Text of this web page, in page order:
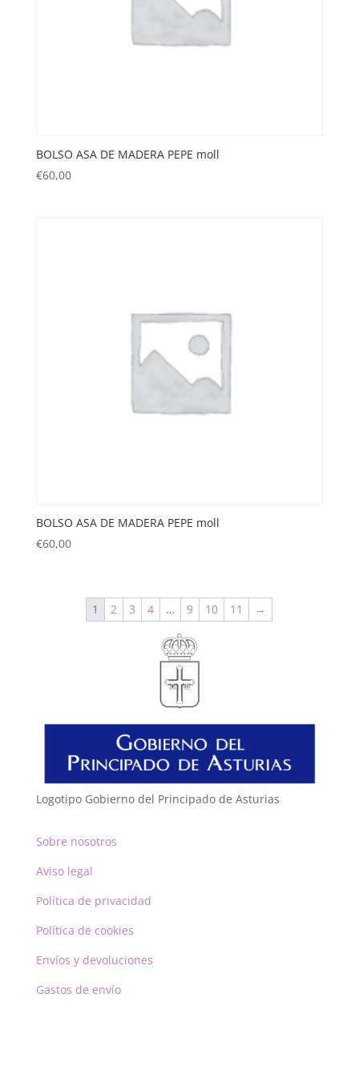
BOLSO ASA DE MADERA PEPE moll
€60,00
BOLSO ASA DE MADERA PEPE moll
€60,00
1 2 3 4 … 9 10 11 →
Logotipo Gobierno del Principado de Asturias
Sobre nosotros
Aviso legal
Política de privacidad
Política de cookies
Envíos y devoluciones
Gastos de envío